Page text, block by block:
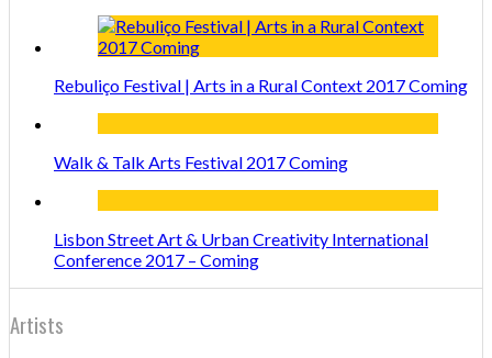
Rebuliço Festival | Arts in a Rural Context 2017 Coming
Walk & Talk Arts Festival 2017 Coming
Lisbon Street Art & Urban Creativity International
Conference 2017 – Coming
Artists